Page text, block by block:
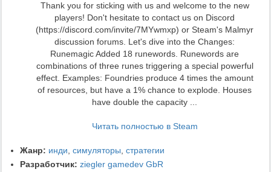
Thank you for sticking with us and welcome to the new
players! Don't hesitate to contact us on Discord
(https://discord.com/invite/7MYwmxp) or Steam's Malmyr
discussion forums. Let's dive into the Changes:
Runemagic Added 18 runewords. Runewords are
combinations of three runes triggering a special powerful
effect. Examples: Foundries produce 4 times the amount
of resources, but have a 1% chance to explode. Houses
have double the capacity ...
Читать полностью в Steam
Жанр: инди симуляторы стратегии
Разработчик: ziegler gamedev GbR